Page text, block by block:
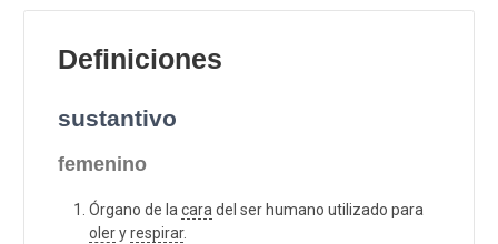
Definiciones
sustantivo
femenino
Órgano de la cara del ser humano utilizado para
oleryrespirar.